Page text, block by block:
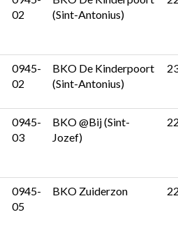
02
(Sint-Antonius)
0945-
02
BKO De Kinderpoort
(Sint-Antonius)
0945-
03
BKO @Bij (Sint-
Jozef)
0945-
05
BKO Zuiderzon